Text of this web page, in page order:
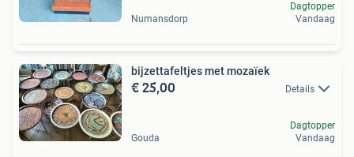
Numansdorp
Dagtopper
Vandaag
bijzettafeltjes met mozaïek
€ 25,00 Details
Gouda
Dagtopper
Vandaag